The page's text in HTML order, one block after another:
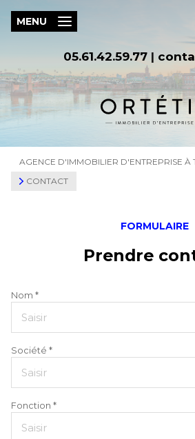
05.61.42.59.77 |
MENU
AGENCE D'IMMOBILIER D'ENTREPRISE À
CONTACT
FORMULAIRE
Prendre
Nom *
Société *
Fonction *